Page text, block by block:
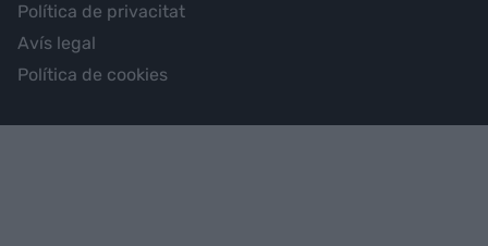
Política de privacitat
Avís legal
Política de cookies